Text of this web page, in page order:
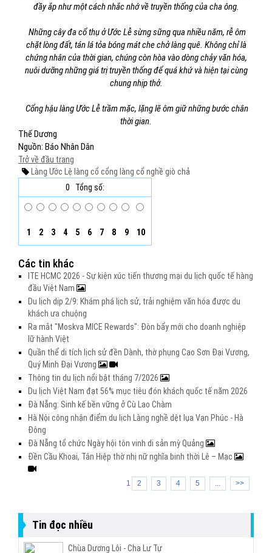
đầy ắp như một cách nhắc nhớ về truyền thống của cha ông.
Những cây đa cổ thụ ở Ước Lễ sừng sững qua nhiều năm, rễ ôm
chặt lòng đất, tán lá tỏa bóng mát che chở làng quê. Không chỉ là
chứng nhân của thời gian, chúng còn hòa vào dòng chảy văn hóa,
nuôi dưỡng những giá trị truyền thống để quá khứ và hiện tại cùng
chung nhịp thở.
Cổng hậu làng Ước Lễ trầm mặc, lặng lẽ ôm giữ những bước chân
thời gian.
Thế Dương
Nguồn: Báo Nhân Dân
Trở về đầu trang
Làng Ước Lệ làng cổ cổng làng cổ nghề giò chả
0
Tổng số:
1 2 3 4 5 6 7 8 9 10
Các tin khác
ITE HCMC 2026 - Sự kiện xúc tiến thương mại du lịch quốc tế hàng
đầu Việt Nam
Du lịch dịp 2/9: Khám phá lịch sử, trải nghiệm văn hóa được du
khách ưa chuộng
Ra mắt "Moskva MICE Rewards": Đòn bẩy mới cho doanh nghiệp
lữ hành Việt
Quần thể di tích lịch sử đền Dành, thờ phụng Cao Sơn Đại Vương,
Quý Minh Đại Vương
Thông tin du lịch nổi bật tháng 7/2026
Du lịch Việt Nam đạt 56% mục tiêu đón khách quốc tế năm 2026
Đà Nẵng: Sinh kế bền vững ở Cù Lao Chàm
Hà Nội công nhận điểm du lịch Làng nghề dệt lụa Vạn Phúc - Hà
Đông
Đà Nẵng tổ chức Ngày hội tôn vinh di sản mỳ Quảng
Đền Cầu Khoai, Tân Hiệp thờ nhị nữ nghĩa binh thời Lê – Mạc
1 2 3 4 5 ... >>
Tin đọc nhiều
Chùa Dương Lôi - Cha Lư Tự